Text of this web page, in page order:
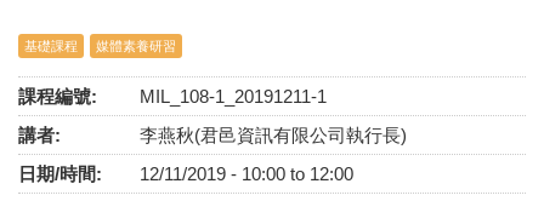
基礎課程 媒體素養研習
課程編號:
MIL_108-1_20191211-1
講者:
李燕秋(君邑資訊有限公司執行長)
日期/時間:
12/11/2019 - 10:00 to 12:00